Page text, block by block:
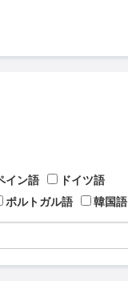
イン語
ドイツ語
ポルトガル語 韓国語